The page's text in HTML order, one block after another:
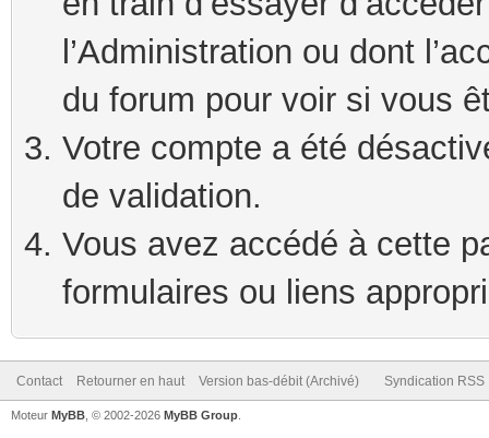
l’Administration ou dont
du forum pour voir si vous
Votre compte a été
de validation.
Vous avez accédé à cette
formulaires ou liens
Contact Retourner en haut Version bas-débit (Archivé) Syndication RSS
Moteur MyBB , © 2002-2026 MyBB Group